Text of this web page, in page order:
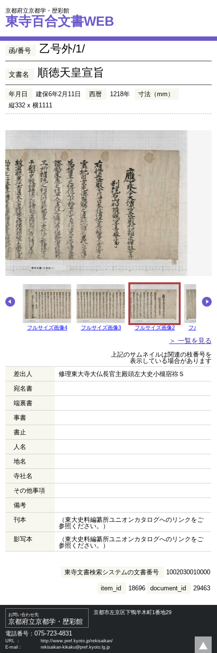
京都府立京都学・歴彩館
東寺百合文書WEB
函/番号 乙号外/1/
文書名 順徳天皇宣旨
年月日 建保6年2月11日 西暦 1218年
寸法（mm）
縦332 x 横1111
フルサイズ画像4 フルサイズ画像3 フルサイズ画像2 フルサイズ
＞ 一覧を見る
上記のサムネイルは関連の枝番号を
表示している場合があります
差出人
修理東大寺大仏長官主殿頭左大史小槻宿祢Ｓ
宛名書
端裏書
事書
書止
人名
地名
寺社名
その他事項
備考
刊本
（東大史料編纂所ユニオンカタログへのリンクをご
参照ください。）
影写本
（東大史料編纂所ユニオンカタログへのリンクをご
参照ください。）
東寺文書検索システムの文書番号 1002030010000
document_id 29463
item_id 18696
お問い合わせ先
京都府立京都学・歴彩館
京都市左京区下鴨半木町1番地29
電話番号：075-723-4831
URL ：
http://www.pref.kyoto.jp/rekisaikan/
E-mail：
rekisaikan-kikaku@pref.kyoto.lg.jp